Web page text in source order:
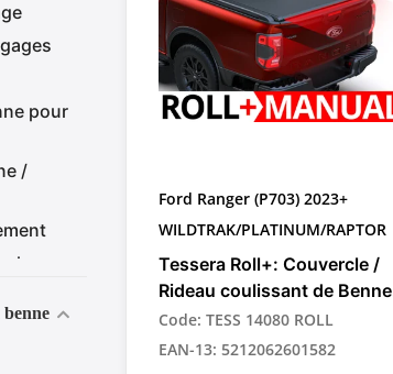
pour
/
benne
Ford Ranger (P703) 2023+
WILDTRAK/PLATINUM/RAPTOR
Tessera Roll+: Couvercle /
Rideau coulissant de Benne
Rétractable Manuel pour
Pick-up
Code: TESS 14080 ROLL
EAN-13: 5212062601582